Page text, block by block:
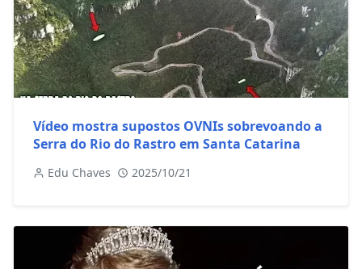
Vídeo mostra supostos OVNIs sobrevoando a
Serra do Rio do Rastro em Santa Catarina
Edu Chaves 2025/10/21